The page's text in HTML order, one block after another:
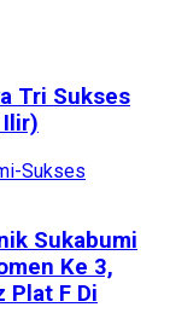
Tri Sukses
Ilir)
Sukabumi
Ke 3,
Plat F Di